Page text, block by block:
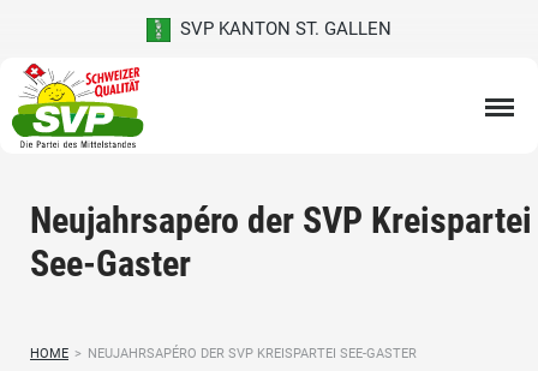
SVP KANTON ST. GALLEN
Neujahrsapéro der SVP Kreispartei
See-Gaster
HOME > NEUJAHRSAPÉRO DER SVP KREISPARTEI SEE-GASTER